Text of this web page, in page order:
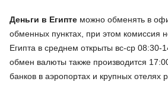
Деньги в Египте можно обменять в
обменных пунктах, при этом комиссия
Египта в среднем открыты вс-ср 08:30-
обмен валюты также производится
банков в аэропортах и крупных отелях